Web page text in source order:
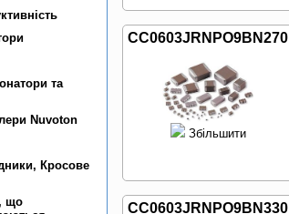
та
Nuvoton
Кросове
що
CC0603JRNPO9BN270
Збільшити
CC0603JRNPO9BN330